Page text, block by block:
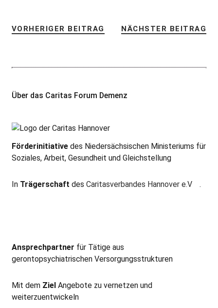
VORHERIGER BEITRAG NÄCHSTER BEITRAG
Über das Caritas Forum Demenz
Förderinitiative des Niedersächsischen Ministeriums für
Soziales, Arbeit, Gesundheit und Gleichstellung
In Trägerschaft des Caritasverbandes Hannover e.V .
Ansprechpartner für Tätige aus
gerontopsychiatrischen Versorgungsstrukturen
Mit dem Ziel Angebote zu vernetzen und
weiterzuentwickeln